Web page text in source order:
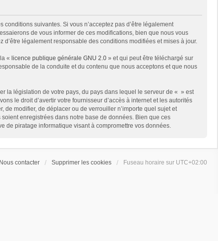
suivantes. Si vous n’acceptez pas d’être légalement
de vous informer de ces modifications, bien que nous vous
légalement responsable des conditions modifiées et mises à jour.
« licence publique générale GNU 2.0 » et qui peut être téléchargé sur
de la conduite et du contenu que nous acceptons et que nous
la législation de votre pays, du pays dans lequel le serveur de « » est
le droit d’avertir votre fournisseur d’accès à internet et les autorités
de modifier, de déplacer ou de verrouiller n’importe quel sujet et
enregistrées dans notre base de données. Bien que ces
de piratage informatique visant à compromettre vos données.
Nous contacter Supprimer les cookies Fuseau horaire sur UTC+02:00